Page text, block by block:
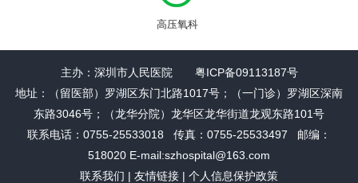
高压氧科
主办：深圳市人民医院 粤ICP备09113187号
地址：（留医部）罗湖区东门北路1017号；（一门诊）罗湖区深南
东路3046号；（龙华分院）龙华区龙华街道龙观东路101号
联系电话：0755-25533018 传真：0755-25533497 邮编：
518020 E-mail:szhospital@163.com
联系我们 | 友情链接 | 个人信息保护政策